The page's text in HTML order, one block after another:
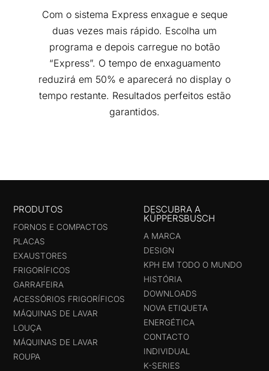
Com o sistema Express enxague e seque
duas vezes mais rápido. Escolha um
programa e depois carregue no botão
“Express”. O tempo de enxaguamento
reduzirá em 50% e aparecerá no display o
tempo restante. Resultados perfeitos estão
garantidos.
PRODUTOS
FORNOS E COMPACTOS
PLACAS
EXAUSTORES
FRIGORÍFICOS
GARRAFEIRA
ACESSÓRIOS FRIGORÍFICOS
MÁQUINAS DE LAVAR
LOUÇA
MÁQUINAS DE LAVAR
ROUPA
DESCUBRA A
KÜPPERSBUSCH
A MARCA
DESIGN
KPH EM TODO O MUNDO
HISTÓRIA
DOWNLOADS
NOVA ETIQUETA
ENERGÉTICA
CONTACTO
INDIVIDUAL
K-SERIES